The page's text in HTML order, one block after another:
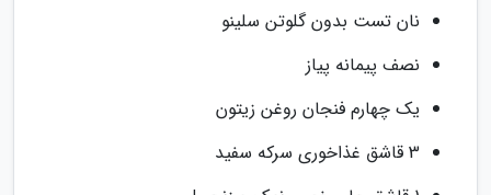
نان تست بدون گلوتن سلینو
نصف پیمانه پیاز
یک چهارم فنجان روغن زیتون
3 قاشق غذاخوری سرکه سفید